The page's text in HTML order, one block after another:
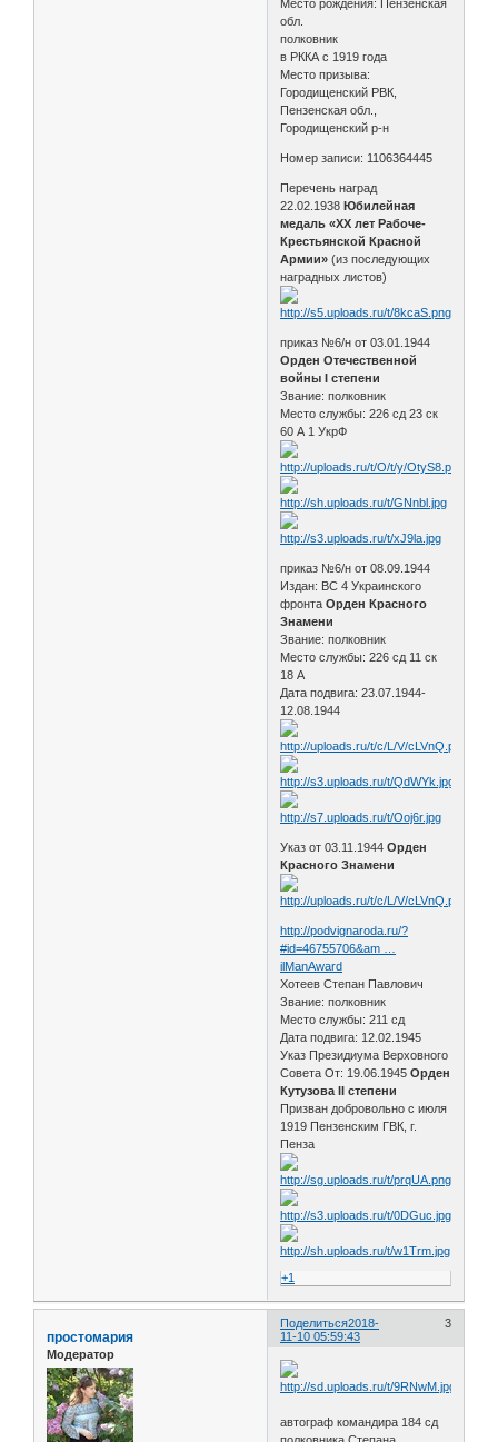
Место рождения: Пензенская
обл.
полковник
в РККА с 1919 года
Место призыва:
Городищенский РВК,
Пензенская обл.,
Городищенский р-н
Номер записи: 1106364445
Перечень наград
22.02.1938Юбилейная
медаль «XX лет Рабоче-
Крестьянской Красной
Армии» (из последующих
наградных листов)
приказ №6/н от 03.01.1944
Орден Отечественной
войны I степени
Звание: полковник
Место службы: 226 сд 23 ск
60 А 1 УкрФ
приказ №6/н от 08.09.1944
Издан: ВС 4 Украинского
фронтаОрден Красного
Знамени
Звание: полковник
Место службы: 226 сд 11 ск
18 А
Дата подвига: 23.07.1944-
12.08.1944
Указ от 03.11.1944Орден
Красного Знамени
http://podvignaroda.ru/?
#id=46755706&am …
ilManAward
Хотеев Степан Павлович
Звание: полковник
Место службы: 211 сд
Дата подвига: 12.02.1945
Указ Президиума Верховного
Совета От: 19.06.1945Орден
Кутузова II степени
Призван добровольно с июля
1919 Пензенским ГВК, г.
Пенза
+1
Поделиться 3
2018-
11-10 05:59:43
простомария
Модератор
автограф командира 184 сд